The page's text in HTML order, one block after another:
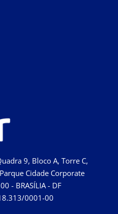
9, Bloco A, Torre C,
Cidade Corporate
- BRASÍLIA - DF
0001-00